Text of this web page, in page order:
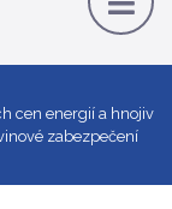
cen energií a hnojiv
zabezpečení